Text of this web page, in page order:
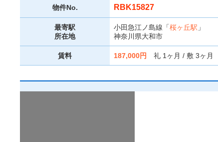
物件No. RBK15827
最寄駅
所在地
小田急江ノ島線「桜ヶ丘駅 」
神奈川県大和市
賃料 187,000円 礼 1ヶ月 / 敷 3ヶ月